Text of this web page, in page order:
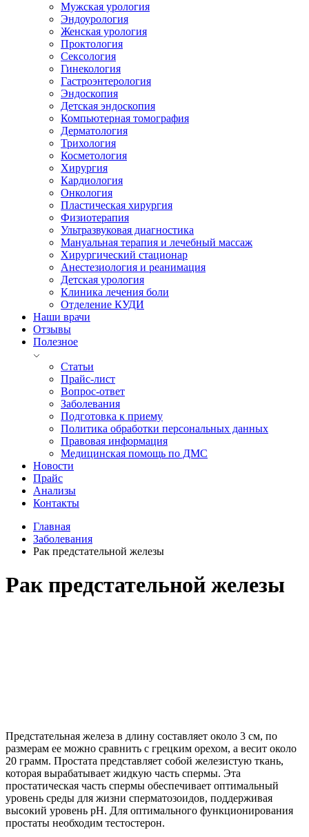
Мужская урология
Эндоурология
Женская урология
Проктология
Сексология
Гинекология
Гастроэнтерология
Эндоскопия
Детская эндоскопия
Компьютерная томография
Дерматология
Трихология
Косметология
Хирургия
Кардиология
Онкология
Пластическая хирургия
Физиотерапия
Ультразвуковая диагностика
Мануальная терапия и лечебный массаж
Хирургический стационар
Анестезиология и реанимация
Детская урология
Клиника лечения боли
Отделение КУДИ
Наши врачи
Отзывы
Полезное
Статьи
Прайс-лист
Вопрос-ответ
Заболевания
Подготовка к приему
Политика обработки персональных данных
Правовая информация
Медицинская помощь по ДМС
Новости
Прайс
Анализы
Контакты
Главная
Заболевания
Рак предстательной железы
Рак предстательной железы
Предстательная железа в длину составляет около 3 см, по
размерам ее можно сравнить с грецким орехом, а весит около
20 грамм. Простата представляет собой железистую ткань,
которая вырабатывает жидкую часть спермы. Эта
простатическая часть спермы обеспечивает оптимальный
уровень среды для жизни сперматозоидов, поддерживая
высокий уровень pH. Для оптимального функционирования
простаты необходим тестостерон.